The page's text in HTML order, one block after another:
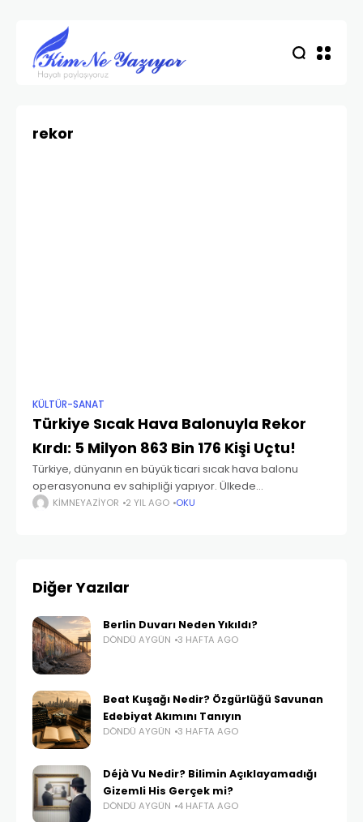
rekor
KÜLTÜR-SANAT
Türkiye Sıcak Hava Balonuyla Rekor
Kırdı: 5 Milyon 863 Bin 176 Kişi Uçtu!
Türkiye, dünyanın en büyük ticari sıcak hava balonu
operasyonuna ev sahipliği yapıyor. Ülkede
ruhsatlandırılmış 67 balon işletmesi, 6 onaylı eğitim
KIMNEYAZIYOR 2 YIL AGO OKU
Diğer Yazılar
Berlin Duvarı Neden Yıkıldı?
DÖNDÜ AYGÜN 3 HAFTA AGO
Beat Kuşağı Nedir? Özgürlüğü Savunan
Edebiyat Akımını Tanıyın
DÖNDÜ AYGÜN 3 HAFTA AGO
Déjà Vu Nedir? Bilimin Açıklayamadığı
Gizemli His Gerçek mi?
DÖNDÜ AYGÜN 4 HAFTA AGO